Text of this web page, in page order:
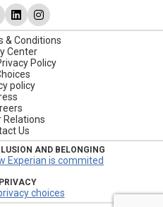
& Conditions
Center
Policy
policy
Relations
Us
AND BELONGING
Experian is commited
choices